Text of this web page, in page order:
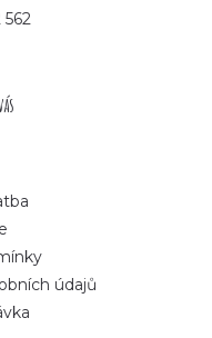
údajů